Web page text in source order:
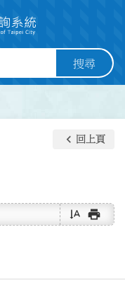
搜尋
keyboard_arrow_left 回上頁
text_rotate_vertical print